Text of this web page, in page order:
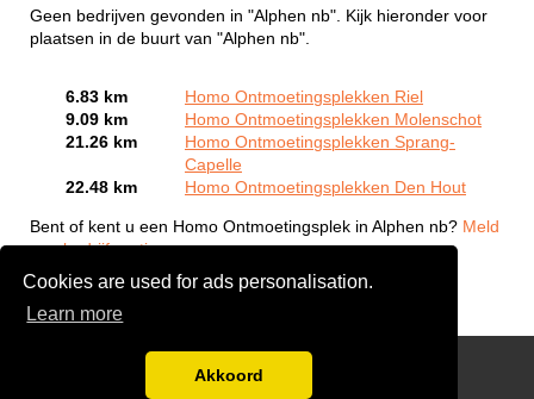
Cookies are used for ads personalisation.
Learn more
Akkoord
Geen bedrijven gevonden in "Alphen nb". Kijk hieronder voor
plaatsen in de buurt van "Alphen nb".
6.83 km
Homo Ontmoetingsplekken Riel
9.09 km
Homo Ontmoetingsplekken Molenschot
21.26 km
Homo Ontmoetingsplekken Sprang-
Capelle
22.48 km
Homo Ontmoetingsplekken Den Hout
Bent of kent u een Homo Ontmoetingsplek in Alphen nb? Meld
een bedrijf gratis aan